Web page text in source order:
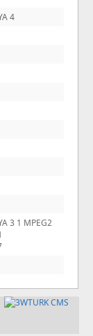
4
3 1 MPEG2